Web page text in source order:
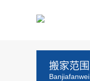
搬家范围
Banjiafanwei